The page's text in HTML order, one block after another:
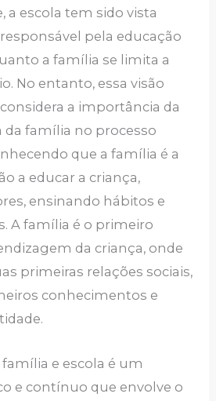
a escola tem sido vista
pela educação
a família se limita a
No entanto, essa visão
a importância da
da família no processo
que a família é a
a educar a criança,
ensinando hábitos e
A família é o primeiro
da criança, onde
primeiras relações sociais,
conhecimentos e
e escola é um
e contínuo que envolve o